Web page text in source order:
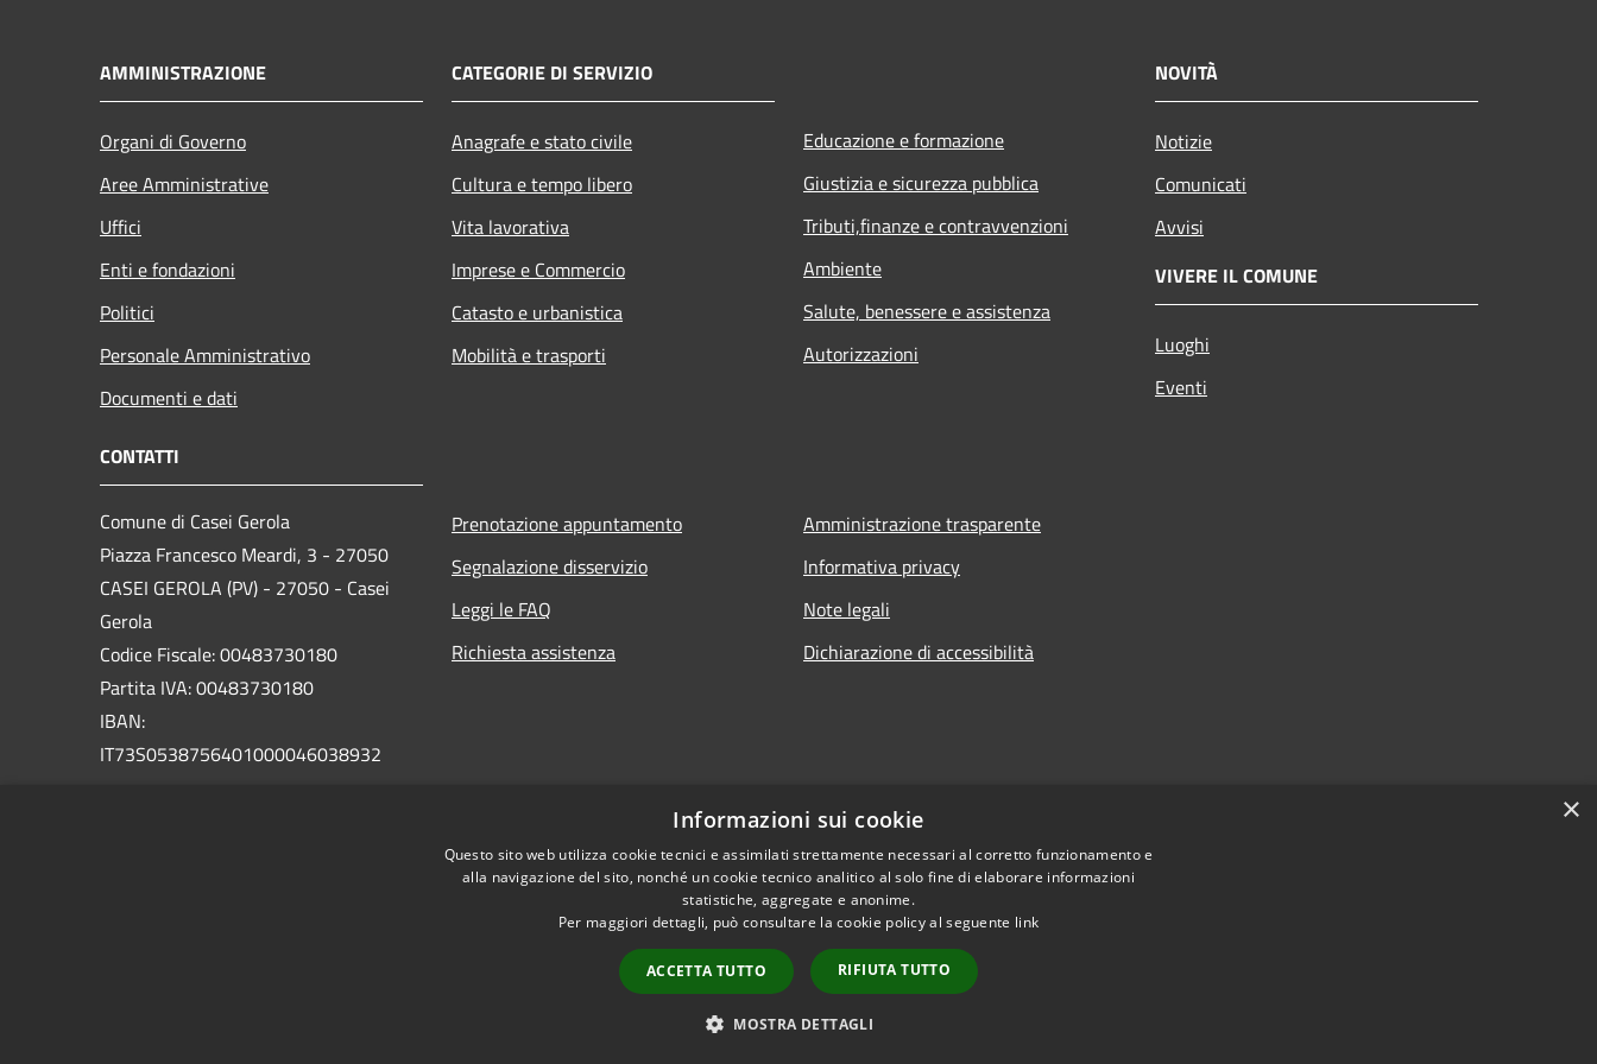
AMMINISTRAZIONE
Organi di Governo
Aree Amministrative
Uffici
Enti e fondazioni
Politici
Personale Amministrativo
Documenti e dati
CATEGORIE DI SERVIZIO
Anagrafe e stato civile
Cultura e tempo libero
Vita lavorativa
Imprese e Commercio
Catasto e urbanistica
Mobilità e trasporti
Educazione e formazione
Giustizia e sicurezza pubblica
Tributi,finanze e contravvenzioni
Ambiente
Salute, benessere e assistenza
Autorizzazioni
NOVITÀ
Notizie
Comunicati
Avvisi
VIVERE IL COMUNE
Luoghi
Eventi
CONTATTI
Comune di Casei Gerola
Piazza Francesco Meardi, 3 - 27050
CASEI GEROLA (PV) - 27050 - Casei
Gerola
Codice Fiscale: 00483730180
Partita IVA: 00483730180
IBAN:
IT73S0538756401000046038932
Prenotazione appuntamento
Segnalazione disservizio
Leggi le FAQ
Richiesta assistenza
Amministrazione trasparente
Informativa privacy
Note legali
Dichiarazione di accessibilità
Copyright © 2026 • Comune di Casei Gerola • Powered by
×
Informazioni sui cookie
Questo sito web utilizza cookie tecnici e assimilati strettamente necessari al corretto funzionamento e
alla navigazione del sito, nonché un cookie tecnico analitico al solo fine di elaborare informazioni
statistiche, aggregate e anonime.
Per maggiori dettagli, può consultare la cookie policy al seguente link
ACCETTA TUTTO RIFIUTA TUTTO
MOSTRA DETTAGLI